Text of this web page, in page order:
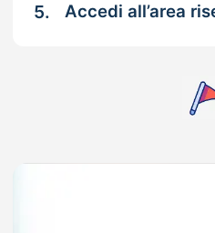
5. Accedi all’area